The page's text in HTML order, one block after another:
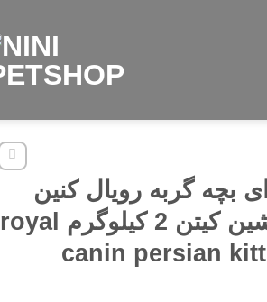
بچه گربه رویال کنین
پرشین کیتن 2 کیلوگرم royal
canin persian